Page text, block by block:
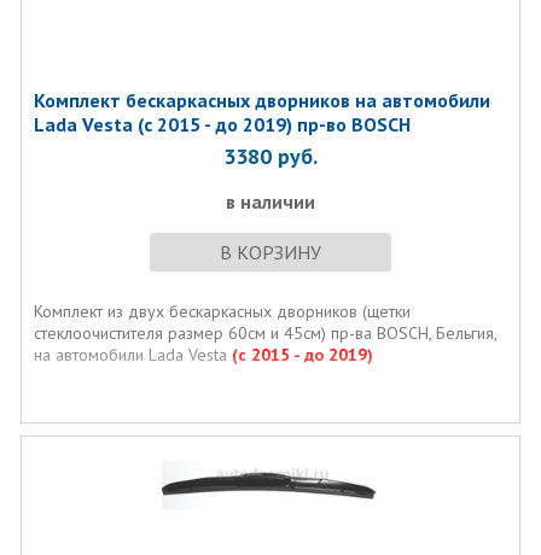
Комплект бескаркаcных дворников на автомобили
Lada Vesta (c 2015 - до 2019) пр-во BOSCH
3380 руб.
в наличии
В КОРЗИНУ
Комплект из двух бескаркаcных дворников (щетки
стеклоочистителя размер 60см и 45см) пр-ва BOSCH, Бельгия,
на автомобили Lada Vesta (c 2015 - до 2019)